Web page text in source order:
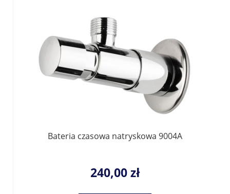
Bateria czasowa natryskowa 9004A
240,00 zł